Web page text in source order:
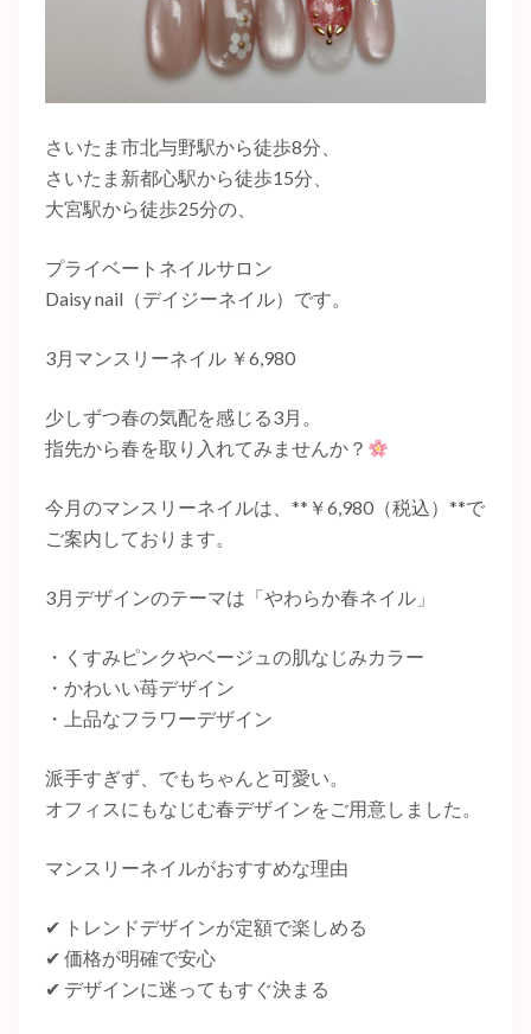
さいたま市北与野駅から徒歩8分、
さいたま新都心駅から徒歩15分、
大宮駅から徒歩25分の、
プライベートネイルサロン
Daisy nail（デイジーネイル）です。
3月マンスリーネイル ￥6,980
少しずつ春の気配を感じる3月。
指先から春を取り入れてみませんか？
今月のマンスリーネイルは、**￥6,980（税込）**で
ご案内しております。
3月デザインのテーマは「やわらか春ネイル」
・くすみピンクやベージュの肌なじみカラー
・かわいい苺デザイン
・上品なフラワーデザイン
派手すぎず、でもちゃんと可愛い。
オフィスにもなじむ春デザインをご用意しました。
マンスリーネイルがおすすめな理由
✔ トレンドデザインが定額で楽しめる
✔ 価格が明確で安心
✔ デザインに迷ってもすぐ決まる